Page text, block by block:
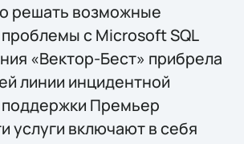
решать возможные
с Microsoft SQL
«Вектор-Бест» прибрела
линии инцидентной
Премьер
услуги включают в себя